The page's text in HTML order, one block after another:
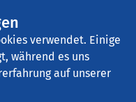
verwendet. Einige
während es uns
auf unserer